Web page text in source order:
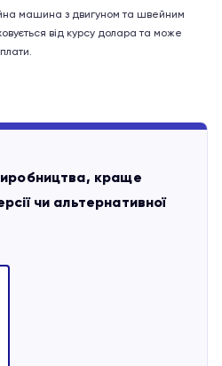
машина з двигуном та швейним
від курсу долара та може
краще
чи альтернативної